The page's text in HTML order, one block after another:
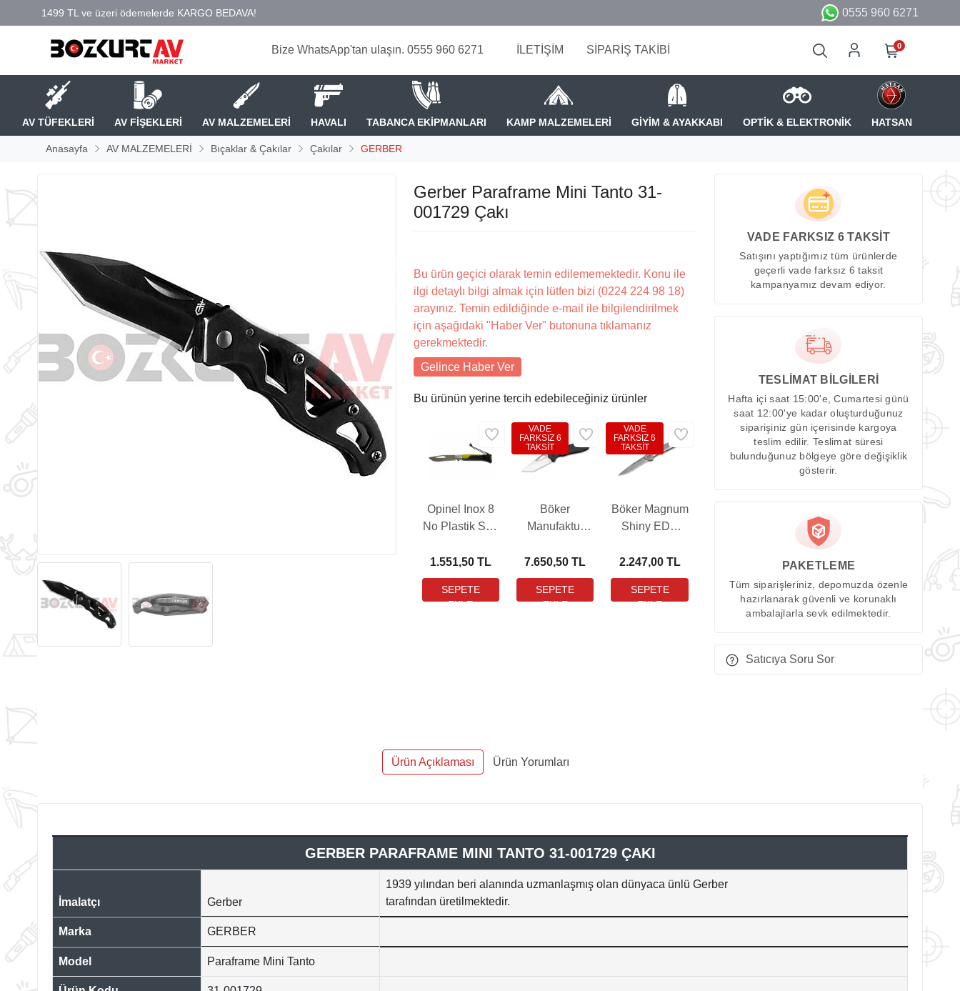
0555 960 6271
Bize WhatsApp'tan ulaşın. 0555 960 6271 İLETİŞİM SİPARİŞ TAKİBİ 0
AV TÜFEKLERİ AV FİŞEKLERİ AV MALZEMELERİ HAVALI TABANCA EKİPMANLARI KAMP MALZEMELERİ GİYİM & AYAKKABI OPTİK & ELEKTRONİK HATSAN
Anasayfa AV MALZEMELERİ Bıçaklar & Çakılar Çakılar GERBER
Gerber Paraframe Mini Tanto 31-
001729 Çakı
Bu ürün geçici olarak temin edilememektedir. Konu ile
ilgi detaylı bilgi almak için lütfen bizi (0224 224 98 18)
arayınız. Temin edildiğinde e-mail ile bilgilendirilmek
için aşağıdaki "Haber Ver" butonuna tıklamanız
gerekmektedir.
Gelince Haber Ver
Bu ürünün yerine tercih edebileceğiniz ürünler
Opinel Inox 8
No Plastik Sap
(001578)
1.551,50 TL
Böker
Manufaktur
7.650,50 TL
VADE
FARKSIZ 6
TAKSİT
Böker Magnum
Shiny EDC
2.247,00 TL
VADE
FARKSIZ 6
TAKSİT
VADE FARKSIZ 6 TAKSİT
Satışını yaptığımız tüm ürünlerde
geçerli vade farksız 6 taksit
kampanyamız devam ediyor.
TESLİMAT BİLGİLERİ
Hafta içi saat 15:00'e, Cumartesi günü
saat 12:00'ye kadar oluşturduğunuz
siparişiniz gün içerisinde kargoya
teslim edilir. Teslimat süresi
bulunduğunuz bölgeye göre değişiklik
gösterir.
PAKETLEME
Tüm siparişleriniz, depomuzda özenle
hazırlanarak güvenli ve korunaklı
ambalajlarla sevk edilmektedir.
Satıcıya Soru Sor
Ürün Açıklaması Ürün Yorumları
GERBER PARAFRAME MINI TANTO 31-001729 ÇAKI
İmalatçı Gerber
1939 yılından beri alanında uzmanlaşmış olan dünyaca ünlü Gerber
tarafından üretilmektedir.
Marka GERBER
Model Paraframe Mini Tanto